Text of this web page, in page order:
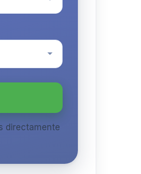
directamente